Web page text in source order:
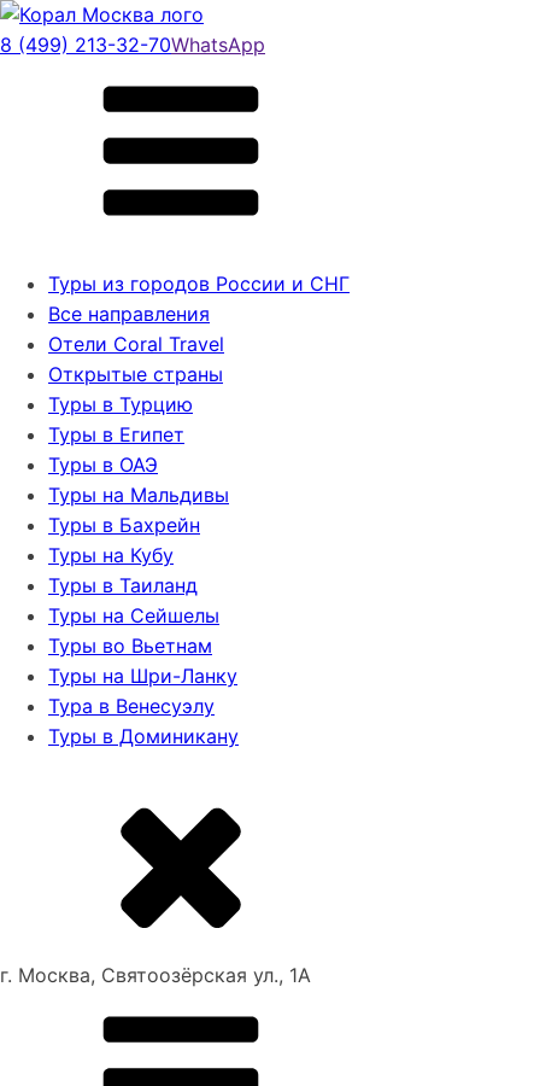
8 (499) 213-32-70WhatsApp
Туры из городов России и СНГ
Все направления
Отели Coral Travel
Открытые страны
Туры в Турцию
Туры в Египет
Туры в ОАЭ
Туры на Мальдивы
Туры в Бахрейн
Туры на Кубу
Туры в Таиланд
Туры на Сейшелы
Туры во Вьетнам
Туры на Шри-Ланку
Тура в Венесуэлу
Туры в Доминикану
г. Москва, Святоозёрская ул., 1А